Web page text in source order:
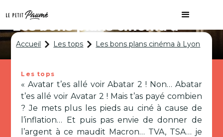
Les bons plans cinéma à
Lyon
Accueil Les tops Les bons plans cinéma à Lyon
Les tops
« Avatar t’es allé voir Abatar 2 ! Non… Abatar
t’es allé voir Avatar 2 ! Mais t’as payé combien
? Je mets plus les pieds au ciné à cause de
l’inflation… Et puis pas envie de donner de
l’argent à ce maudit Macron… TVA, TSA… je